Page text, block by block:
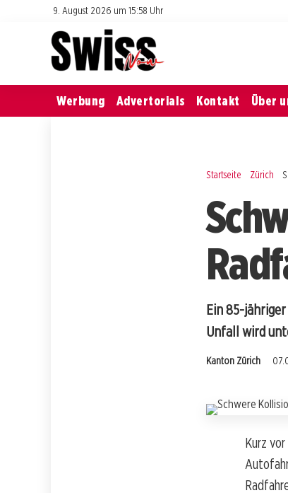
9. August 2026 um 15:58 Uhr
Werbung Advertorials Kontakt Über
Startseite Zürich
Ein 85-
Unfall wird
Kanton Zürich
Kurz